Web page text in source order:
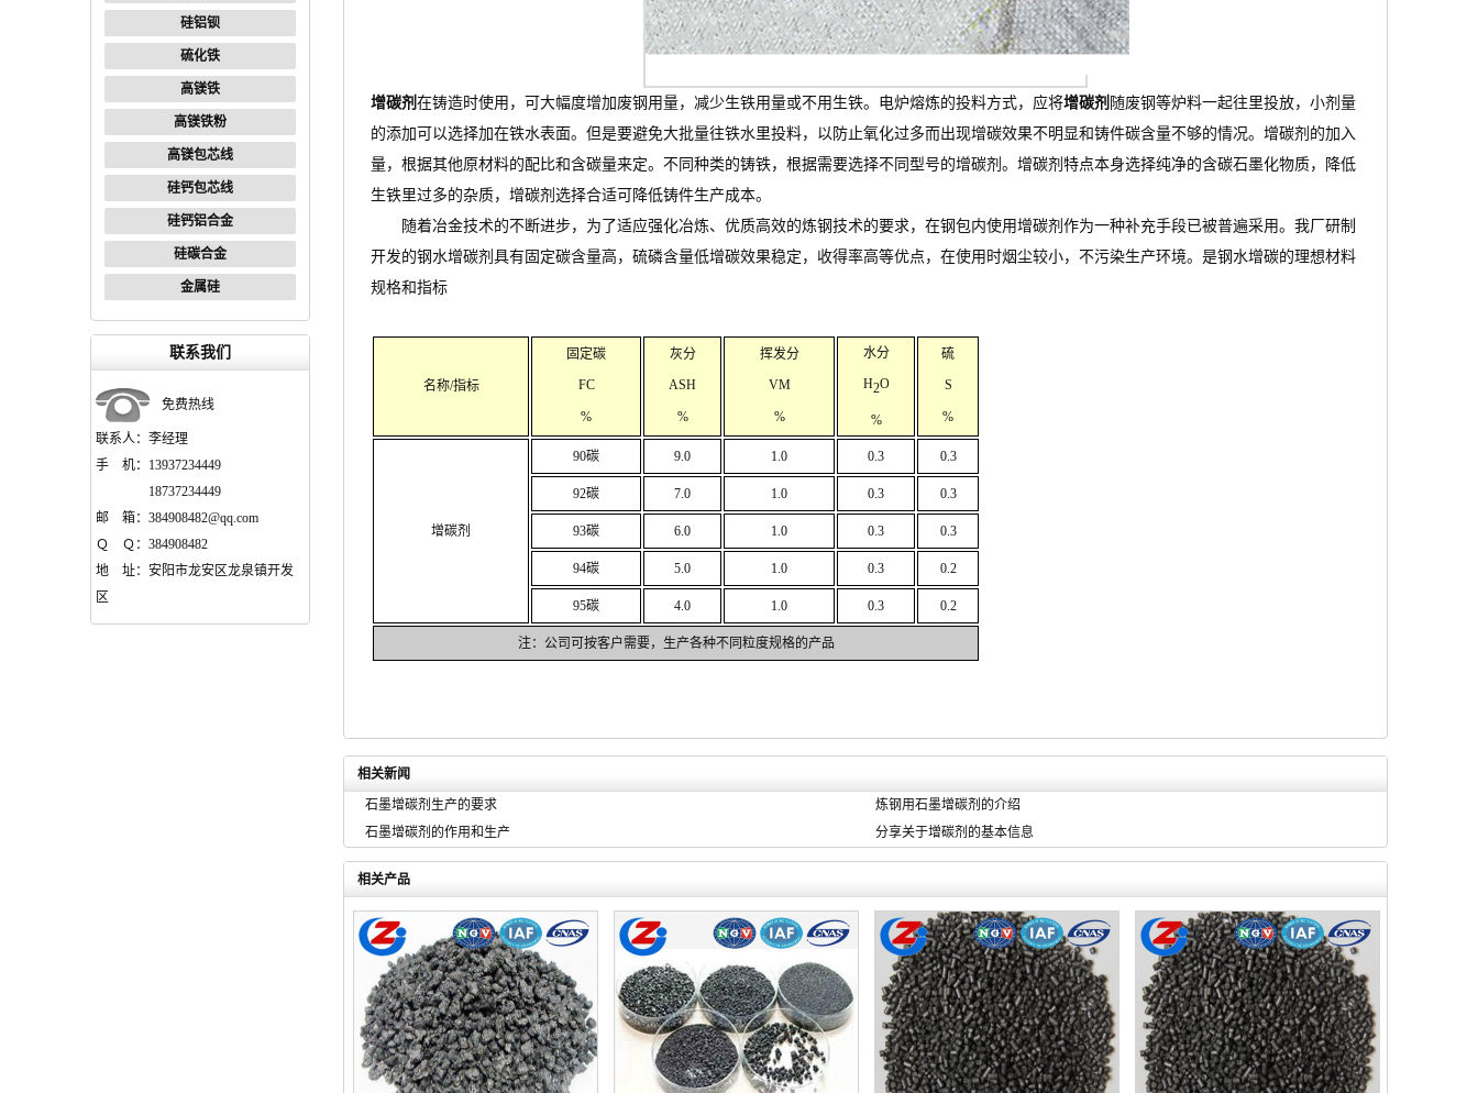
硅铝钡
硫化铁
高镁铁
高镁铁粉
高镁包芯线
硅钙包芯线
硅钙铝合金
硅碳合金
金属硅
联系我们
免费热线
联系人：李经理
手 机：13937234449
18737234449
邮 箱：384908482@qq.com
Ｑ Ｑ：384908482
地 址：安阳市龙安区龙泉镇开发
区
增碳剂 在铸造时使用，可大幅度增加废钢用量，减少生铁用量或不用生铁。电炉熔炼的投料方式，应将增碳剂 随废钢等炉料一起往里投放，小剂量
的添加可以选择加在铁水表面。但是要避免大批量往铁水里投料，以防止氧化过多而出现增碳效果不明显和铸件碳含量不够的情况。增碳剂的加入
量，根据其他原材料的配比和含碳量来定。不同种类的铸铁，根据需要选择不同型号的增碳剂。增碳剂特点本身选择纯净的含碳石墨化物质，降低
生铁里过多的杂质，增碳剂选择合适可降低铸件生产成本。
随着冶金技术的不断进步，为了适应强化冶炼、优质高效的炼钢技术的要求，在钢包内使用增碳剂作为一种补充手段已被普遍采用。我厂研制
开发的钢水增碳剂具有固定碳含量高，硫磷含量低增碳效果稳定，收得率高等优点，在使用时烟尘较小，不污染生产环境。是钢水增碳的理想材料
规格和指标
名称/指标
固定碳
FC
%
灰分
ASH
%
挥发分
VM
%
水分
H2O
%
硫
S
%
增碳剂
90碳 9.0 1.0 0.3 0.3
92碳 7.0 1.0 0.3 0.3
93碳 6.0 1.0 0.3 0.3
94碳 5.0 1.0 0.3 0.2
95碳 4.0 1.0 0.3 0.2
注：公司可按客户需要，生产各种不同粒度规格的产品
相关新闻
石墨增碳剂生产的要求
炼钢用石墨增碳剂的介绍
石墨增碳剂的作用和生产
分享关于增碳剂的基本信息
相关产品